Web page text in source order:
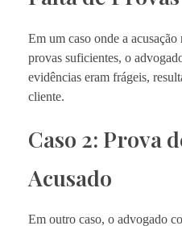
Em um caso onde a
provas suficientes, o
evidências eram frágeis,
cliente.
Caso 2: Prova
Acusado
Em outro caso, o advogado